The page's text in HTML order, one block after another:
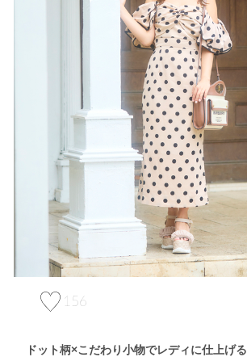
156
ドット柄×こだわり小物でレディに仕上げる